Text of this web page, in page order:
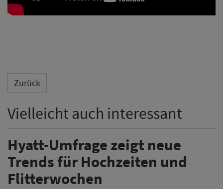
Zurück
Vielleicht auch interessant
Hyatt-Umfrage zeigt neue
Trends für Hochzeiten und
Flitterwochen